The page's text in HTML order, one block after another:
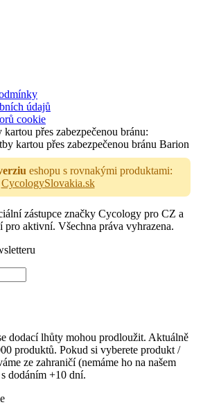
údajů
cookie
přes zabezpečenou bránu:
eshopu s rovnakými produktami:
CycologySlovakia.sk
zástupce značky Cycology pro CZ a
aktivní. Všechna práva vyhrazena.
dodací lhůty mohou prodloužit. Aktuálně
produktů. Pokud si vyberete produkt /
ze zahraničí (nemáme ho na našem
dodáním +10 dní.